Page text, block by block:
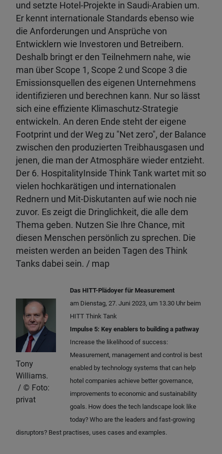
und setzte Hotel-Projekte in Saudi-Arabien um.
Er kennt internationale Standards ebenso wie
die Anforderungen und Ansprüche von
Entwicklern wie Investoren und Betreibern.
Deshalb bringt er den Teilnehmern nahe, wie
man über Scope 1, Scope 2 und Scope 3 die
Emissionsquellen des eigenen Unternehmens
identifizieren und berechnen kann. Nur so lässt
sich eine effiziente Klimaschutz-Strategie
entwickeln. An deren Ende steht der eigene
Footprint und der Weg zu "Net zero", der Balance
zwischen den produzierten Treibhausgasen und
jenen, die man der Atmosphäre wieder entzieht.
Der 6. HospitalityInside Think Tank wartet mit so
vielen hochkarätigen und internationalen
Rednern und Mit-Diskutanten auf wie noch nie
zuvor. Es zeigt die Dringlichkeit, die alle dem
Thema geben. Nutzen Sie Ihre Chance, mit
diesen Menschen persönlich zu sprechen. Die
meisten werden an beiden Tagen des Think
Tanks dabei sein. / map
Tony
Williams.
Foto:
privat
Das HITT-Plädoyer für Measurement
am Dienstag, 27. Juni 2023, um 13.30 Uhr beim
HITT Think Tank
Impulse 5: Key enablers to building a pathway
Increase the likelihood of success:
Measurement, management and control is best
enabled by technology systems that can help
hotel companies achieve better governance,
improvements to economic and sustainability
goals. How does the tech landscape look like
today? Who are the leaders and fast-growing
disruptors? Best practises, uses cases and examples.